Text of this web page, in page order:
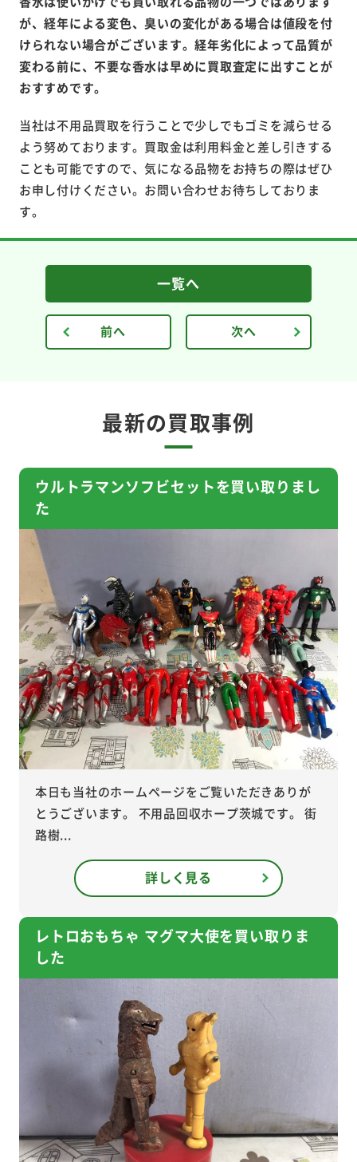
が、経年による変色、臭いの変化がある場合は値段を付
けられない場合がございます。経年劣化によって品質が
変わる前に、不要な香水は早めに買取査定に出すことが
おすすめです。
当社は不用品買取を行うことで少しでもゴミを減らせる
よう努めております。買取金は利用料金と差し引きする
ことも可能ですので、気になる品物をお持ちの際はぜひ
お申し付けください。お問い合わせお待ちしておりま
す。
前へ
一覧へ
次へ
最新の買取事例
ウルトラマンソフビセットを買い取りまし
た
本日も当社のホームページをご覧いただきありが
とうございます。 不用品回収ホープ茨城です。 街
路樹...
詳しく見る
レトロおもちゃ マグマ大使を買い取りま
した